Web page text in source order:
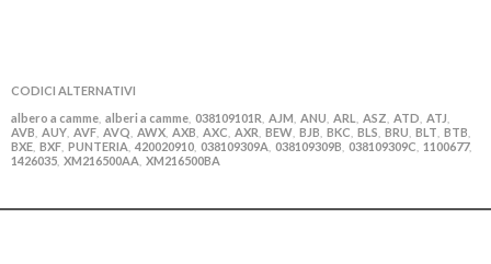
CODICI ALTERNATIVI
albero a camme alberi a camme 038109101R AJM ANU ARL ASZ ATD ATJ
AVB AUY AVF AVQ AWX AXB AXC AXR BEW BJB BKC BLS BRU BLT BTB
BXE BXF PUNTERIA 420020910 038109309A 038109309B 038109309C 1100677,
1426035 XM216500AA XM216500BA